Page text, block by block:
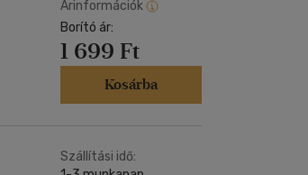
Árinformációk
Borító ár:
1 699 Ft
Kosárba
Szállítási idő: